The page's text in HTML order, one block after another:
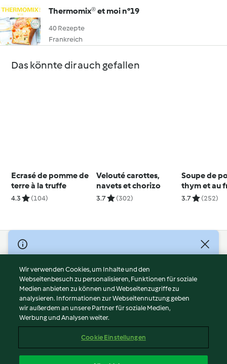
Thermomix® et moi n°19
40 Rezepte
Frankreich
Das könnte dir auch gefallen
Ecrasé de pomme de
terre à la truffe
4.3 (104)
Velouté carottes,
navets et chorizo
3.7 (302)
Soupe de
thym et au
frais
3.7 (252)
© Copyright 2026
Nutzungsbedingungen
Datenschutzrichtlinien
Disclaimer
Impressum
Cookies
Abo kündigen
Wir verwenden Cookies, um Inhalte und den
Webseitenbesuch zu personalisieren, Funktionen für soziale
Medien anbieten zu können und Webseitenzugriffe zu
analysieren. Informationen zur Webseitennutzung geben
wir außerdem an unsere Partner für soziale Medien,
Werbung und Analysen weiter.
Cookie Einstellungen